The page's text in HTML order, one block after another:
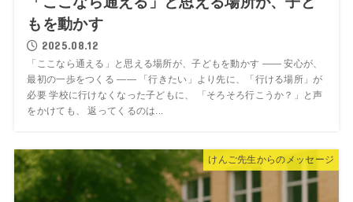
もを動かす
2025.08.12
「ここなら通える」と思える場所が、子どもを動かす ―― 安心が、
最初の一歩をつくる ―― 「行きたい」より先に、「行ける場所」が
必要 学校に行けなくなった子どもに、 「そろそろ行こうか？」と声
をかけても、 返ってくるのは...
けんご先生からのメッセージ